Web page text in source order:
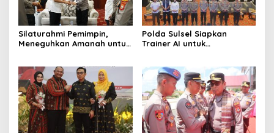
Silaturahmi Pemimpin,
Meneguhkan Amanah untuk
Polda Sulsel Siapkan
Trainer AI untuk